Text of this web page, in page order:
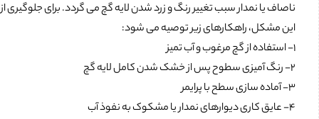
ناصاف یا نمدار سبب تغییر رنگ و زرد شدن لایه گچ می گردد. برای جلوگیری از
این مشکل، راهکارهای زیر توصیه می شود:
۱- استفاده از گچ مرغوب و آب تمیز
۲- رنگ آمیزی سطوح پس از خشک شدن کامل لایه گچ
۳- آماده سازی سطح با پرایمر
۴- عایق کاری دیوارهای نمدار یا مشکوک به نفوذ آب